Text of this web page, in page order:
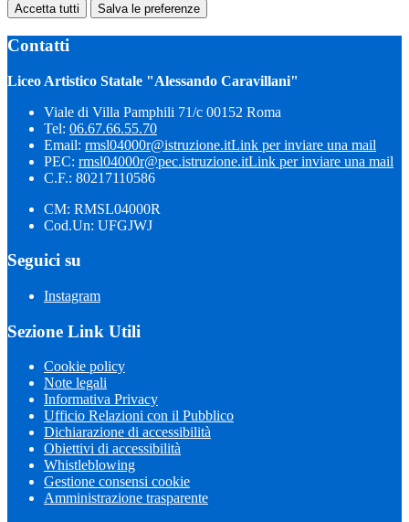
Accetta tutti Salva le preferenze
Contatti
Liceo Artistico Statale "Alessando Caravillani"
Viale di Villa Pamphili 71/c 00152 Roma
Tel: 06.67.66.55.70
Email: rmsl04000r@istruzione.itLink per inviare una mail
PEC: rmsl04000r@pec.istruzione.itLink per inviare una mail
C.F.: 80217110586
CM: RMSL04000R
Cod.Un: UFGJWJ
Seguici su
Instagram
Sezione Link Utili
Cookie policy
Note legali
Informativa Privacy
Ufficio Relazioni con il Pubblico
Dichiarazione di accessibilità
Obiettivi di accessibilità
Whistleblowing
Gestione consensi cookie
Amministrazione trasparente